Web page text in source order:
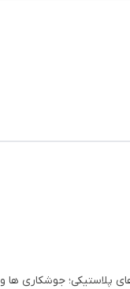
پلاستیکی؛ جوشکاری ها و